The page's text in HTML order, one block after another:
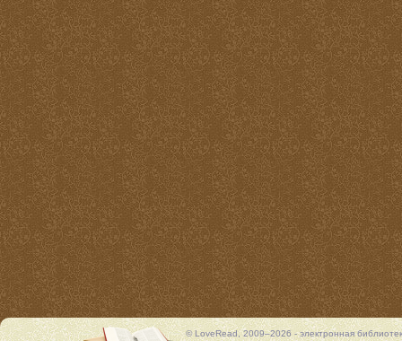
© LoveRead, 2009–2026 - электронная